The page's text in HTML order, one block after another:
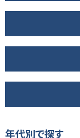
年代別で探す